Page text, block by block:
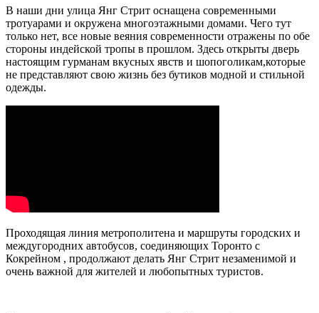
В наши дни улица Янг Стрит оснащена современными
тротуарами и окружена многоэтажными домами. Чего тут
только нет, все новые веяния современности отражены по обе
стороны индейской тропы в прошлом. Здесь открыты дверь
настоящим гурманам вкусных явств и шопоголикам,которые
не представляют свою жизнь без бутиков модной и стильной
одежды.
Проходящая линия метрополитена и маршруты городских и
междугородних автобусов, соединяющих Торонто с
Кокрейном , продолжают делать Янг Стрит незаменимой и
очень важной для жителей и любопытных туристов.